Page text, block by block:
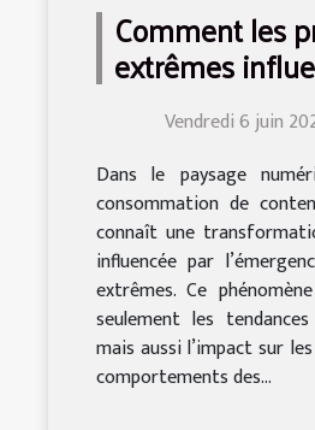
Comment les
extrêmes
elles la
contenu pour
Vendredi 6 juin
Dans le paysage
consommation de
connaît une
influencée par
extrêmes. Ce
seulement les
mais aussi l’impact sur
comportements des...